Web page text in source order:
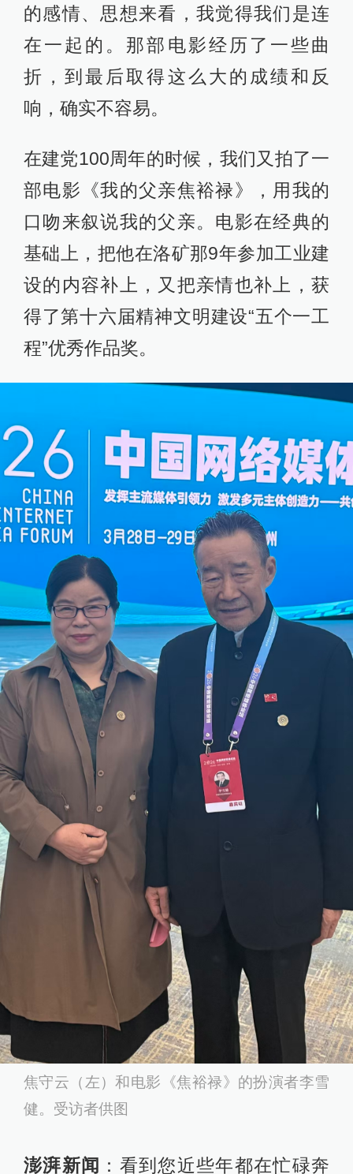
的感情、思想来看，我觉得我们是连
在一起的。那部电影经历了一些曲
折，到最后取得这么大的成绩和反
响，确实不容易。
在建党100周年的时候，我们又拍了一
部电影《我的父亲焦裕禄》，用我的
口吻来叙说我的父亲。电影在经典的
基础上，把他在洛矿那9年参加工业建
设的内容补上，又把亲情也补上，获
得了第十六届精神文明建设“五个一工
程”优秀作品奖。
焦守云（左）和电影《焦裕禄》的扮演者李雪
健。受访者供图
澎湃新闻 ：看到您近些年都在忙碌奔